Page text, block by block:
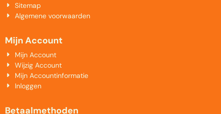
Sitemap
Algemene voorwaarden
Mijn Account
Mijn Account
Wijzig Account
Mijn Accountinformatie
Inloggen
Betaalmethoden